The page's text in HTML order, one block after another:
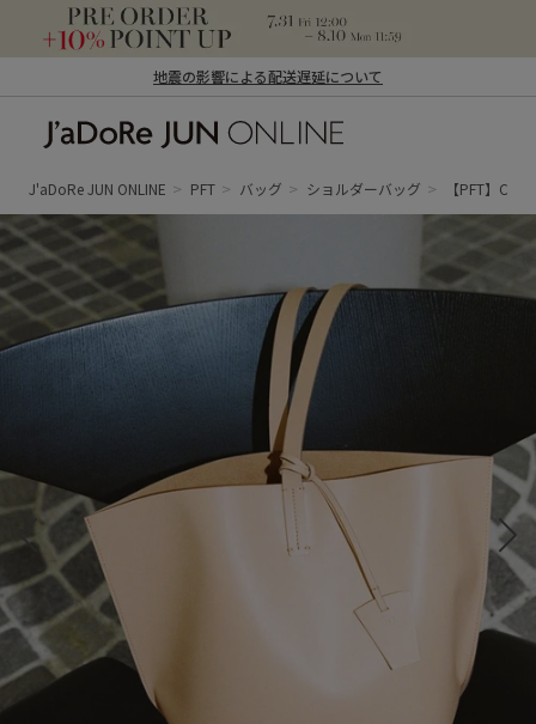
地震の影響による配送遅延について
ン オンライン）
J'aDoRe JUN ONLINE PFT バッグ ショルダーバッグ 【PFT】